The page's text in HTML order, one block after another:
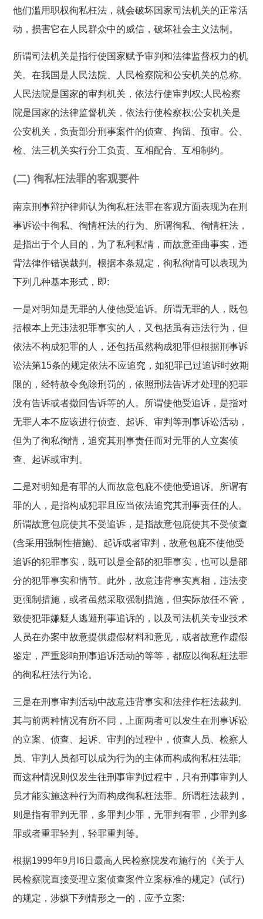
他们滥用职权徇私枉法，就会破坏国家司法机关的正常活
动，损害它在人民群众中的威信，破坏社会主义法制。
所谓司法机关是指行使国家赋予审判和法律监督权力的机
关。在我国是人民法院、人民检察院和公安机关的总称。
人民法院是国家的审判机关，依法行使审判权;人民检察
院是国家的法律监督机关，依法行使检察权;公安机关是
公安机关，负责部分刑事案件的侦查、拘留、预审。公、
检、法三机关实行分工负责、互相配合、互相制约。
(二) 徇私枉法罪的客观要件
南京刑事辩护律师认为徇私枉法罪在客观方面表现为在刑
事诉讼中徇私、徇情枉法的行为、所谓徇私、徇情枉法，
是指出于个人目的，为了私利私情，而故意歪曲事实，违
背法律作错误裁判。根据本条规定，徇私徇情可以表现为
下列几种基本形式，即:
一是对明知是无罪的人使他受追诉。所谓无罪的人，既包
括根本上无违法犯罪事实的人，又包括虽有违法行为，但
依法不构成犯罪的人，还包括虽然构成犯罪但根据刑事诉
讼法第15条的规定依法不应追究，如犯罪已过追诉时效期
限的，经特赦令免除刑罚的，依照刑法告诉才处理的犯罪
没有告诉或者撤回告诉等的人。所谓使他受追诉，是指对
无罪人本不应该进行侦查、起诉、审判等刑事诉讼活动，
但为了徇私徇情，追究其刑事责任而对无罪的人立案侦
查、起诉或审判。
二是对明知是有罪的人而故意包庇不使他受追诉。所谓有
罪的人，是指构成犯罪且应当依法追究其刑事责任的人。
所谓故意包庇使其不受追诉，是指故意包庇使其不受侦查
(含采用强制性措施)、起诉或者审判，故意包庇不使他受
追诉的犯罪事实，既可以是全部的犯罪事实，也可以是部
分的犯罪事实和情节。此外，故意违背事实真相，违法变
更强制措施，或者虽然采取强制措施，但实际放任不管，
致使犯罪嫌疑人逃避刑事追诉的，以及司法机关专业技术
人员在办案中故意提供虚假材料和意见，或者故意作虚假
鉴定，严重影响刑事追诉活动的等等，都应以徇私枉法罪
的徇私枉法行为论。
三是在刑事审判活动中故意违背事实和法律作枉法裁判。
其与前两种情况有所不同，上面两者可以发生在刑事诉讼
的立案、侦查、起诉、审判的过程中，侦查人员、检察人
员、审判人员都可以成为行为的主体而构成徇私枉法罪;
而这种情况则仅发生往刑事审判过程中，只有刑事审判人
员才能实施这种行为而构成徇私枉法罪。所谓枉法裁判，
则是指有罪判无罪，多罪判少罪，无罪判有罪，少罪判多
罪或者重罪轻判，轻罪重判等。
根据1999年9月l6日最高人民检察院发布施行的《关于人
民检察院直接受理立案侦查案件立案标准的规定》(试行)
的规定，涉嫌下列情形之一的，应予立案: